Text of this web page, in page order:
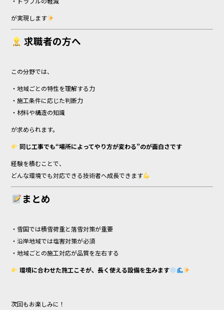
が実現します
求職者の方へ
この分野では、
・地域ごとの特性を理解する力
・施工条件に応じた判断力
・材料や構造の知識
が求められます。
同じ工事でも“場所によってやり方が変わる”のが面白さです
経験を積むことで、
どんな環境でも対応できる技術者へ成長できます
まとめ
・雪国では積雪荷重と落雪対策が重要
・沿岸地域では塩害対策が必須
・地域ごとの施工対応が品質を左右する
環境に合わせた施工こそが、長く使える設備を生みます
次回もお楽しみに！